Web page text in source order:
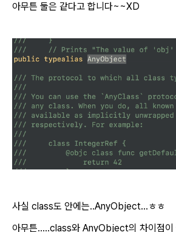
아무튼 둘은 같다고 합니다~~XD
사실 class도 안에는..AnyObject...ㅎㅎ
아무튼.....class와 AnyObject의 차이점이